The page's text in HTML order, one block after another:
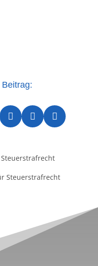
  
Steuerstrafrecht